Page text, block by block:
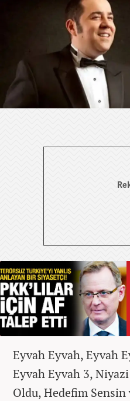
Eyvah Eyvah, Eyvah
Eyvah Eyvah 3,
Oldu, Hedefim